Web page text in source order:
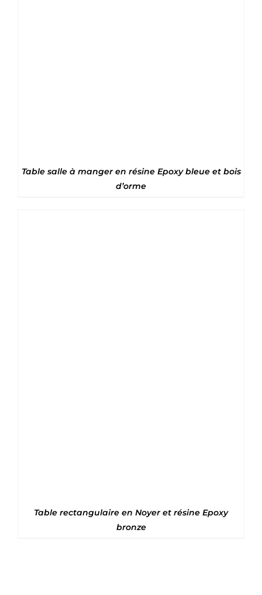
Table salle à manger en résine Epoxy bleue et bois
d’orme
Table rectangulaire en Noyer et résine Epoxy
bronze